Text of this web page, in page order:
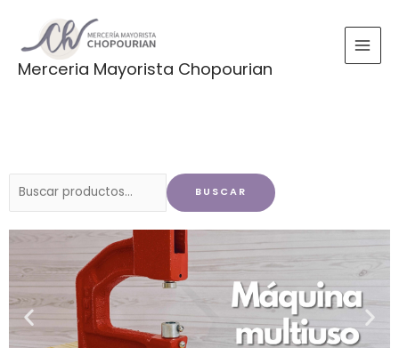
contenido
Merceria Mayorista Chopourian
Buscar
BUSCAR